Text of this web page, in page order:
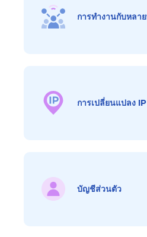
การทำงานกับหลา
การเปลี่ยนแปลง
บัญชีส่วนตัว